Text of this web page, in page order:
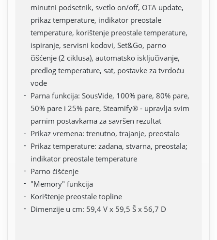
minutni podsetnik, svetlo on/off, OTA update,
prikaz temperature, indikator preostale
temperature, korištenje preostale temperature,
ispiranje, servisni kodovi, Set&Go, parno
čišćenje (2 ciklusa), automatsko isključivanje,
predlog temperature, sat, postavke za tvrdoću
vode
Parna funkcija: SousVide, 100% pare, 80% pare,
50% pare i 25% pare, Steamify® - upravlja svim
parnim postavkama za savršen rezultat
Prikaz vremena: trenutno, trajanje, preostalo
Prikaz temperature: zadana, stvarna, preostala;
indikator preostale temperature
Parno čišćenje
"Memory" funkcija
Korištenje preostale topline
Dimenzije u cm: 59,4 V x 59,5 Š x 56,7 D